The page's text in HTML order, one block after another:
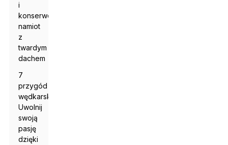
i
konserwować
namiot
z
twardym
dachem
7
przygód
wędkarskich:
Uwolnij
swoją
pasję
dzięki